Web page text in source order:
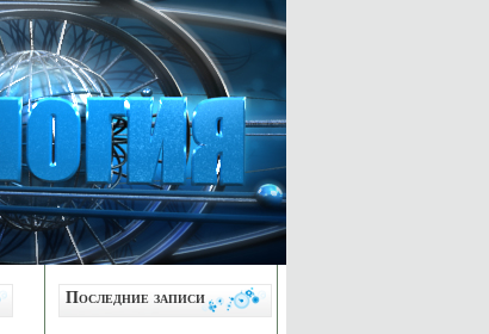
Последние записи